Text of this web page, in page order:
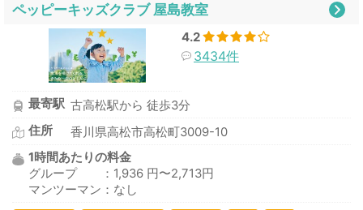
ペッピーキッズクラブ 屋島教室
4.2
3434件
最寄駅 古高松駅から 徒歩3分
住所
香川県高松市高松町3009-10
1時間あたりの料金
グループ ：1,936 円〜2,713円
マンツーマン：なし